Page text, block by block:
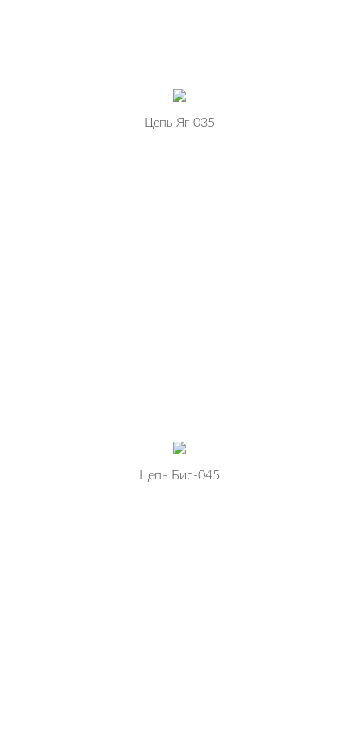
Цепь Яг-035
Цепь Бис-045